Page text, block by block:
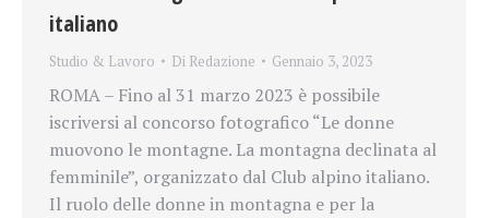
italiano
Studio & Lavoro Di Redazione Gennaio 3, 2023
ROMA – Fino al 31 marzo 2023 è possibile
iscriversi al concorso fotografico “Le donne
muovono le montagne. La montagna declinata al
femminile”, organizzato dal Club alpino italiano.
Il ruolo delle donne in montagna e per la